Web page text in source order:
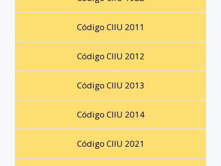
Código CIIU 2011
Código CIIU 2012
Código CIIU 2013
Código CIIU 2014
Código CIIU 2021